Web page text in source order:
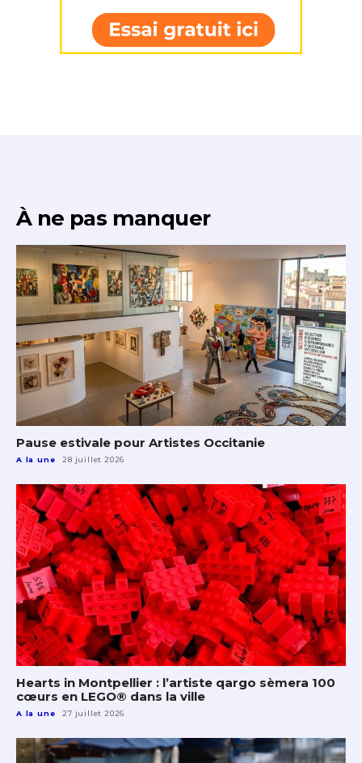
À ne pas manquer
Pause estivale pour Artistes Occitanie
A la une 28 juillet 2026
Hearts in Montpellier : l’artiste qargo sèmera 100
cœurs en LEGO® dans la ville
A la une 27 juillet 2026